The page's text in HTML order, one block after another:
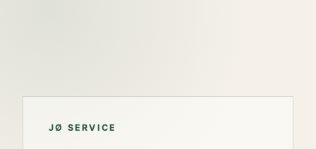
JØ SERVICE